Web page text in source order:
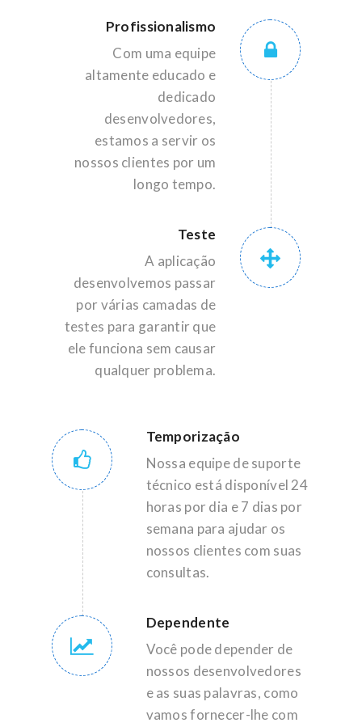
Profissionalismo
Com uma equipe
altamente educado e
dedicado
desenvolvedores,
estamos a servir os
nossos clientes por um
longo tempo.
Teste
A aplicação
desenvolvemos passar
por várias camadas de
testes para garantir que
ele funciona sem causar
qualquer problema.
Temporização
Nossa equipe de suporte
técnico está disponível 24
horas por dia e 7 dias por
semana para ajudar os
nossos clientes com suas
consultas.
Dependente
Você pode depender de
nossos desenvolvedores
e as suas palavras, como
vamos fornecer-lhe com